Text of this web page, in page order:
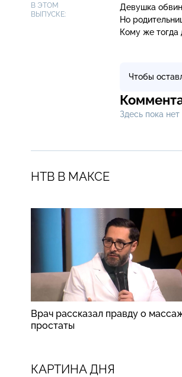
В ЭТОМ
ВЫПУСКЕ:
Девушка
Но
Кому же
Чтобы
Здесь пока
НТВ В МАКСЕ
Врач рассказал правду о
простаты
КАРТИНА ДНЯ